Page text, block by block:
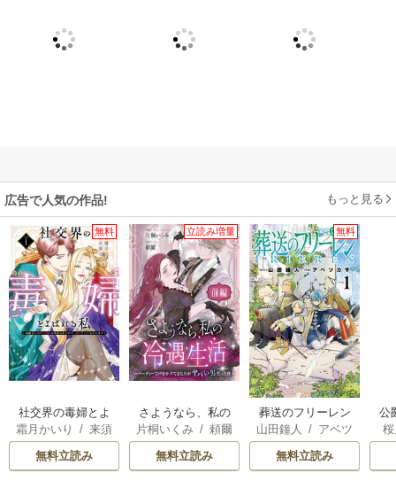
広告で人気の作品! もっと見る
無料
社交界の毒婦とよ
ばれる私～素敵な
辺境伯令息に腕を
折られたので、責
霜月かいり /来須
みかん
無料立読み
立読み増量
さようなら、私の
冷遇生活 ～パーテ
ィーで声をかけて
きたのがヤバい男
片桐いくみ /頼爾
無料立読み
無料
葬送のフリーレン
山田鐘人 / アベツ
カサ
無料立読み
公
は